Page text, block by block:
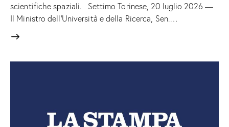
scientifiche spaziali. Settimo Torinese, 20 luglio 2026 —
Il Ministro dell’Università e della Ricerca, Sen.…